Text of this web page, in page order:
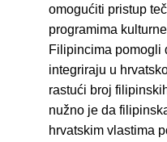
omogućiti pristup
programima
Filipincima pomogli
integriraju u
rastući broj
nužno je da
hrvatskim vlastima